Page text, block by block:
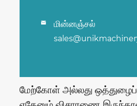
 மின்னஞ்சல்
மேற்கோள் அல்லது